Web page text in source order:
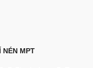
NÉN MPT